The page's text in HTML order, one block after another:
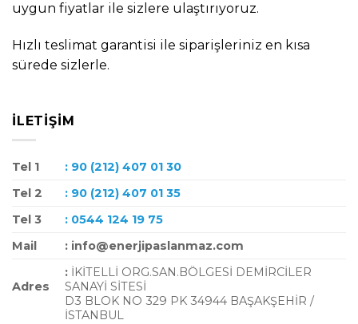
uygun fiyatlar ile sizlere ulaştırıyoruz.
Hızlı teslimat garantisi ile siparişleriniz en kısa
sürede sizlerle.
İLETIŞIM
Tel 1
: 90 (212) 407 01 30
Tel 2
: 90 (212) 407 01 35
Tel 3
: 0544 124 19 75
Mail
: info@enerjipaslanmaz.com
Adres
: İKİTELLİ ORG.SAN.BÖLGESİ DEMİRCİLER
SANAYİ SİTESİ
D3 BLOK NO 329 PK 34944 BAŞAKŞEHİR /
İSTANBUL